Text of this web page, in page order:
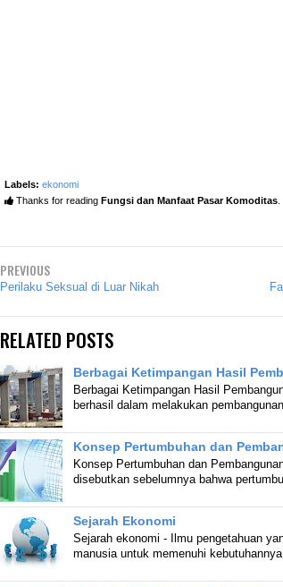
Labels: ekonomi
Thanks for reading Fungsi dan Manfaat Pasar Komoditas
PREVIOUS
Perilaku Seksual di Luar Nikah
RELATED POSTS
Berbagai Ketimpangan Hasil
Berbagai Ketimpangan Hasil
berhasil dalam melakukan
Konsep Pertumbuhan dan
Konsep Pertumbuhan dan
disebutkan sebelumnya bahwa
Sejarah Ekonomi
Sejarah ekonomi - Ilmu pengetahuan
manusia untuk memenuhi